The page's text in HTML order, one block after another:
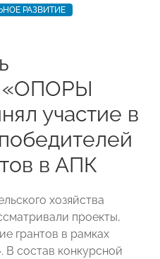
РАЗВИТИЕ
«ОПОРЫ
участие в
в АПК
хозяйства
проекты,
грантов в рамках
В состав конкурсной